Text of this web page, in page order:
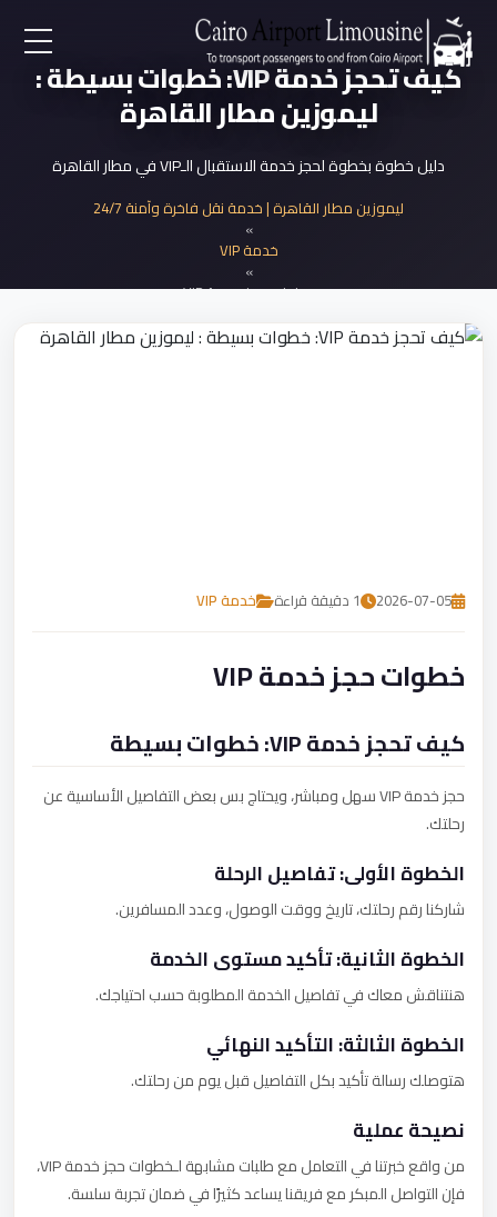
EN
خدمات المطار
نحن
كيف تحجز خدمة VIP: خطوات بسيطة :
ليموزين مطار القاهرة
دليل خطوة بخطوة لحجز خدمة الاستقبال الـVIP في مطار القاهرة
ليموزين مطار القاهرة | خدمة نقل فاخرة وآمنة 24/7
خدمة VIP
خطوات حجز خدمة VIP
2026-07-05 1 دقيقة قراءة خدمة VIP
خطوات حجز خدمة VIP
كيف تحجز خدمة VIP: خطوات بسيطة
حجز خدمة VIP سهل ومباشر، ويحتاج بس بعض التفاصيل الأساسية عن
رحلتك.
الخطوة الأولى: تفاصيل الرحلة
شاركنا رقم رحلتك، تاريخ ووقت الوصول، وعدد المسافرين.
الخطوة الثانية: تأكيد مستوى الخدمة
هنتناقش معاك في تفاصيل الخدمة المطلوبة حسب احتياجك.
الخطوة الثالثة: التأكيد النهائي
هتوصلك رسالة تأكيد بكل التفاصيل قبل يوم من رحلتك.
نصيحة عملية
من واقع خبرتنا في التعامل مع طلبات مشابهة لـخطوات حجز خدمة VIP،
فإن التواصل المبكر مع فريقنا يساعد كثيرًا في ضمان تجربة سلسة.